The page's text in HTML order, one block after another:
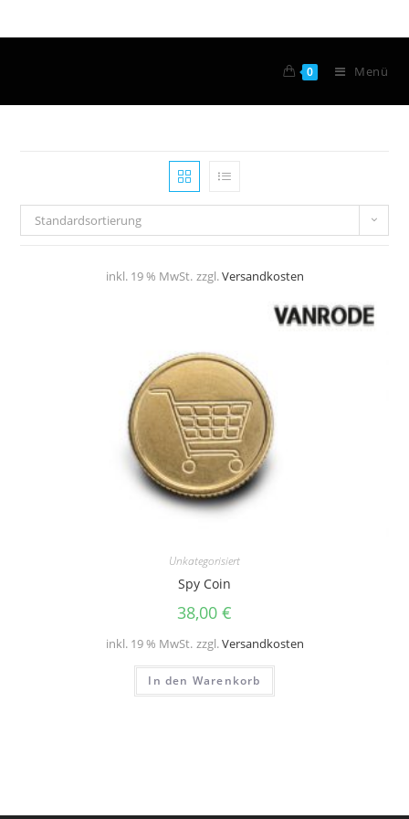
0 Menü
Standardsortierung
inkl. 19 % MwSt. zzgl.Versandkosten
Unkategorisiert
Spy Coin
38,00 €
inkl. 19 % MwSt. zzgl.Versandkosten
In den Warenkorb